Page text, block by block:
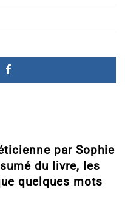
par Sophie
du livre, les
quelques mots